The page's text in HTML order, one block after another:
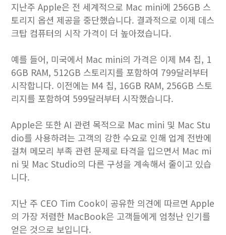
지난주 Apple은 전 세계적으로 Mac mini에 256GB 스
토리지 옵션 제공을 중단했습니다. 결과적으로 이제 데스
크탑 컴퓨터의 시작 가격이 더 높아졌습니다.
예를 들어, 미국에서 Mac mini의 가격은 이제 M4 칩, 1
6GB RAM, 512GB 스토리지를 포함하여 799달러부터
시작합니다. 이전에는 M4 칩, 16GB RAM, 256GB 스토
리지를 포함하여 599달러부터 시작했습니다.
Apple은 또한 AI 관련 목적으로 Mac mini 및 Mac Stu
dio를 사용하려는 고객의 강한 수요로 인해 업계 전반에
걸쳐 메모리 부족 관련 문제로 타격을 입으면서 Mac mi
ni 및 Mac Studio의 다른 구성을 계속해서 줄이고 있습
니다.
지난 주 CEO Tim Cook이 공유한 의견에 따르면 Apple
의 가장 저렴한 MacBook은 고객들에게 엄청난 인기를
얻은 것으로 보입니다.